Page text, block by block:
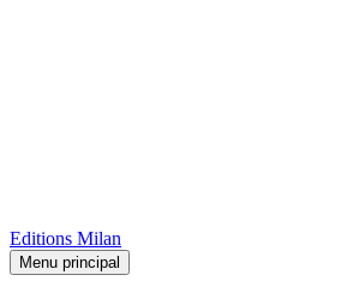
Editions Milan
Menu principal